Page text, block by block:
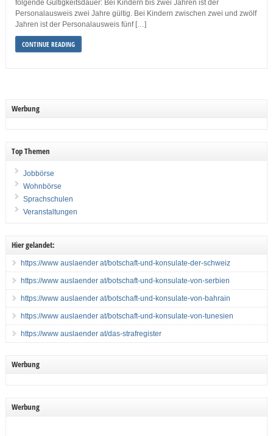
folgende Gültigkeitsdauer: Bei Kindern bis zwei Jahren ist der
Personalausweis zwei Jahre gültig. Bei Kindern zwischen zwei und zwölf
Jahren ist der Personalausweis fünf […]
CONTINUE READING
Werbung
Top Themen
Jobbörse
Wohnbörse
Sprachschulen
Veranstaltungen
Hier gelandet:
https://www auslaender at/botschaft-und-konsulate-der-schweiz
https://www auslaender at/botschaft-und-konsulate-von-serbien
https://www auslaender at/botschaft-und-konsulate-von-bahrain
https://www auslaender at/botschaft-und-konsulate-von-tunesien
https://www auslaender at/das-strafregister
Werbung
Werbung